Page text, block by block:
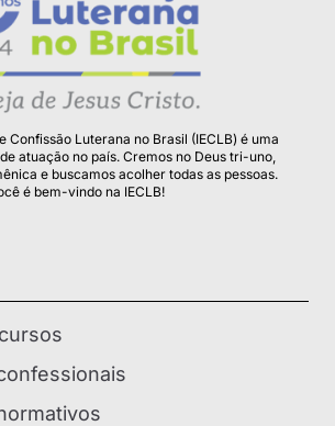
Confissão Luterana no Brasil (IECLB) é uma
atuação no país. Cremos no Deus tri-uno,
e buscamos acolher todas as pessoas.
é bem-vindo na IECLB!